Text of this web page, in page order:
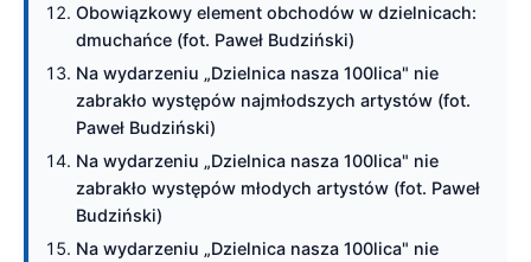
Obowiązkowy element obchodów w dzielnicach:
dmuchańce (fot. Paweł Budziński)
Na wydarzeniu „Dzielnica nasza 100lica" nie
zabrakło występów najmłodszych artystów (fot.
Paweł Budziński)
Na wydarzeniu „Dzielnica nasza 100lica" nie
zabrakło występów młodych artystów (fot. Paweł
Budziński)
Na wydarzeniu „Dzielnica nasza 100lica" nie